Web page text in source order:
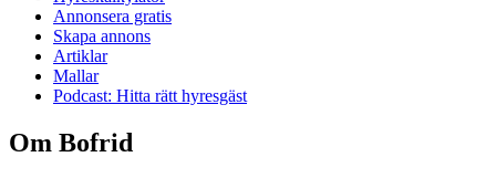
Annonsera gratis
Skapa annons
Artiklar
Mallar
Podcast: Hitta rätt hyresgäst
Om Bofrid